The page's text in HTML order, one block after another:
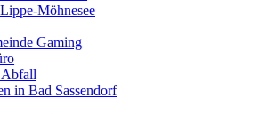
Möhnesee
Gaming
in Bad Sassendorf